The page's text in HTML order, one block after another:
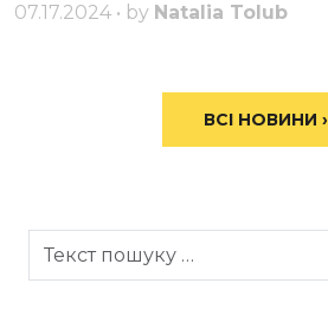
07.17.2024 • by Natalia Tolub
ВСІ НОВИНИ ›